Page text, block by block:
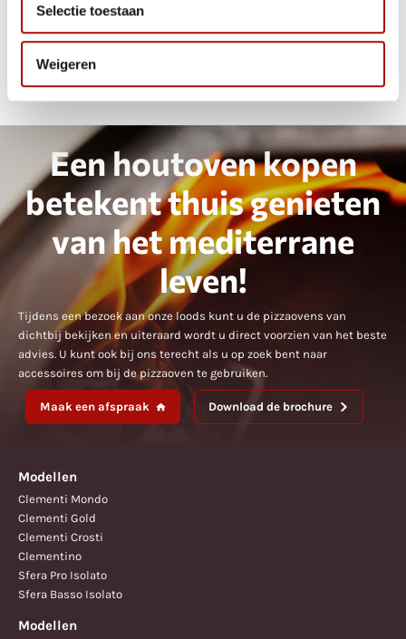
Selectie toestaan
Weigeren
€60,00
Een houtoven kopen
betekent thuis genieten
van het mediterrane
leven!
Tijdens een bezoek aan onze loods kunt u de pizzaovens van
dichtbij bekijken en uiteraard wordt u direct voorzien van het beste
advies. U kunt ook bij ons terecht als u op zoek bent naar
accessoires om bij de pizzaoven te gebruiken.
Maak een afspraak Download de brochure
Modellen
Clementi Mondo
Clementi Gold
Clementi Crosti
Clementino
Sfera Pro Isolato
Sfera Basso Isolato
Modellen